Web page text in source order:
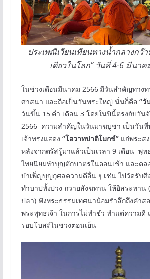
ประเพณีเวียนเทียนทางน้ำกลางกว๊า
เดียวในโลก” วันที่ 4-6 มีนาค
ในช่วงเดือนมีนาคม 2566 มีวันสำคัญทางท
ศาสนา และถือเป็นวันพระใหญ่ นั่นก็คือ “วั
วันขึ้น 15 ค่ำ เดือน 3 โดยในปีนี้ตรงกับวัน
2566 ความสำคัญในวันมาฆบูชา เป็นวัน
เจ้าทรงแสดง “โอวาทปาติโมกข์”แก่พระส
หลังจากตรัสรู้มาแล้วเป็นเวลา 9 เดือน พุ
ไทยนิยมทำบุญตักบาตรในตอนเช้า และตล
บำเพ็ญบุญกุศลความดีอื่น ๆ เช่น ไปวัดรับศี
ทำบาปทั้งปวง ถวายสังฆทาน ให้อิสระทาน
ปลา) ฟังพระธรรมเทศนาน้อมรำลึกถึงคำส
พระพุทธเจ้า ในการไม่ทำชั่ว ทำแต่ความดี
รอบโบสถ์ในช่วงตอนเย็น